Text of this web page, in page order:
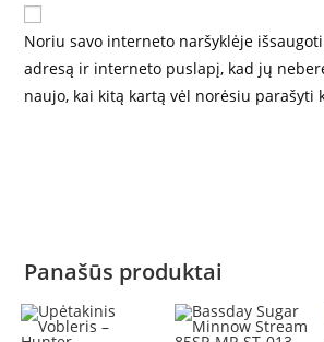
Noriu savo interneto naršyklėje
adresą ir interneto puslapį, kad jų
naujo, kai kitą kartą vėl norėsiu parašyti
Panašūs produktai